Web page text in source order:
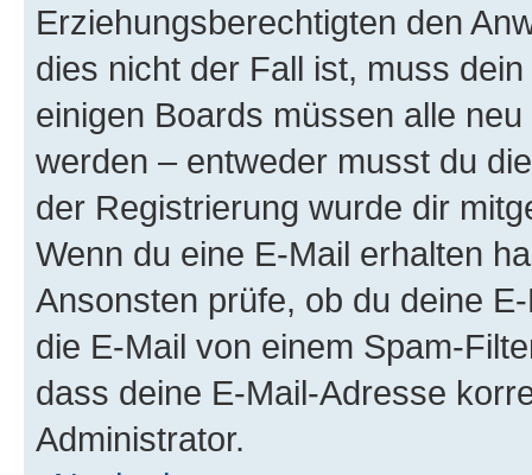
Erziehungsberechtigten den
dies nicht der Fall ist, muss
einigen Boards müssen alle
werden – entweder musst du
der Registrierung wurde dir
Wenn du eine E-Mail erhalten
Ansonsten prüfe, ob du deine
die E-Mail von einem Spam-
dass deine E-Mail-Adresse
Administrator.